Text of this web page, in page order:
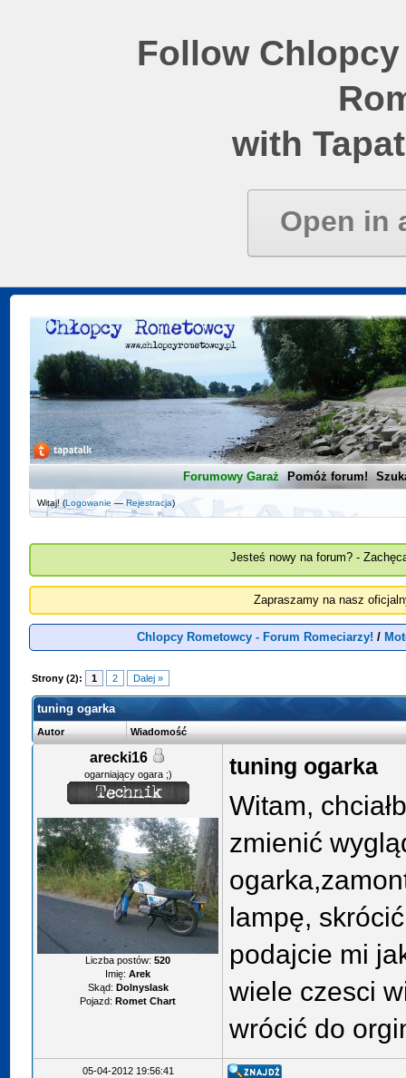
Follow
with
Open in
Forumowy Garaż Pomóż forum!
Witaj! (Logowanie —Rejestracja)
Jesteś nowy na forum? -
Zapraszamy na nasz
Chlopcy Rometowcy - Forum Romeciarzy! /
Strony (2): 1 2 Dalej »
tuning ogarka
Autor Wiadomość
arecki16
ogarniający ogara ;)
Liczba postów:520
Imię: Arek
Skąd: Dolnyslask
Pojazd: Romet Chart
tuning ogarka
Witam,
zmienić
lampę,
podajcie mi
wiele czesci
wrócić do
05-04-2012 19:56:41